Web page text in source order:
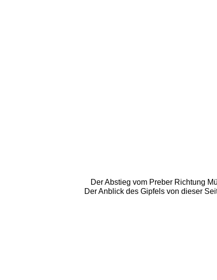
Der Abstieg vom Preber Richtung
Der Anblick des Gipfels von dieser